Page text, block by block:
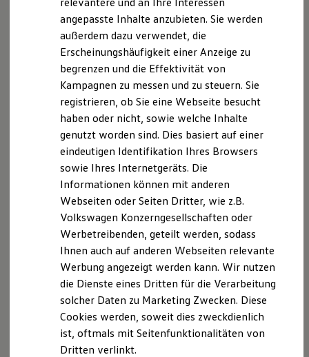
XTL-Dieselkraftstoff
Ersatzteile und Betriebsflüssigkeiten
Original Zubehör und Lifestyle Produkte
myVolkswagen
myVolkswagen Business
Elektrisch & Autonom
Elektro - & Hybridfahrzeuge
Unser Ansatz
Klimafreundlicher Strom
Reichweite & Ladelösungen
Reichweitensimulator
Ladezeitensimulator
Ladelösungen für Privatkunden
Ladelösungen für Gewerbekunden
Wallbox und Ladekabel
Förderung & Kosten der Elektrofahrzeuge
Fördermöglichkeiten für Privatkunden
Fördermöglichkeiten für Gewerbekunden
Autonomes Fahren
Mehr zum ID. Buzz
Online Beratung
California Club
California Magazin & Ratgeber
Vanlife
Neuen Multivan entdecken
Der neue Multivan
Ab 57.465,10 € inkl. MwSt.
Ab 48.290,00 € exkl. MwSt.
angepasste Inhalte anzubieten. Sie werden
außerdem dazu verwendet, die
Erscheinungshäufigkeit einer Anzeige zu
begrenzen und die Effektivität von
Kampagnen zu messen und zu steuern. Sie
registrieren, ob Sie eine Webseite besucht
haben oder nicht, sowie welche Inhalte
genutzt worden sind. Dies basiert auf einer
eindeutigen Identifikation Ihres Browsers
sowie Ihres Internetgeräts. Die
Informationen können mit anderen
Webseiten oder Seiten Dritter, wie z.B.
Volkswagen Konzerngesellschaften oder
Werbetreibenden, geteilt werden, sodass
Ihnen auch auf anderen Webseiten relevante
Werbung angezeigt werden kann. Wir nutzen
die Dienste eines Dritten für die Verarbeitung
solcher Daten zu Marketing Zwecken. Diese
Cookies werden, soweit dies zweckdienlich
ist, oftmals mit Seitenfunktionalitäten von
Dritten verlinkt.